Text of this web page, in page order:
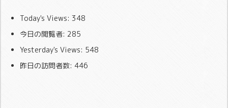
Today's Views: 348
今日の閲覧者: 285
Yesterday's Views: 548
昨日の訪問者数: 446